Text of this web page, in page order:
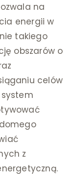
na
energii w
takiego
obszarów o
celów
z